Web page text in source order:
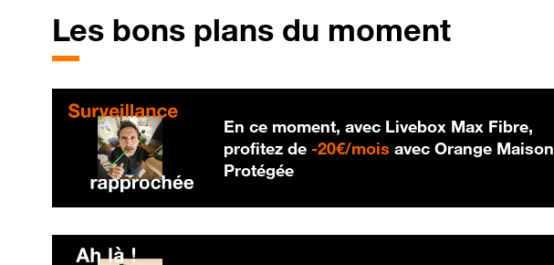
Les bons plans du moment
En ce moment, avec Livebox Max Fibre,
profitez de -20€/mois 20 € par mois
avec Orange Maison
Protégée